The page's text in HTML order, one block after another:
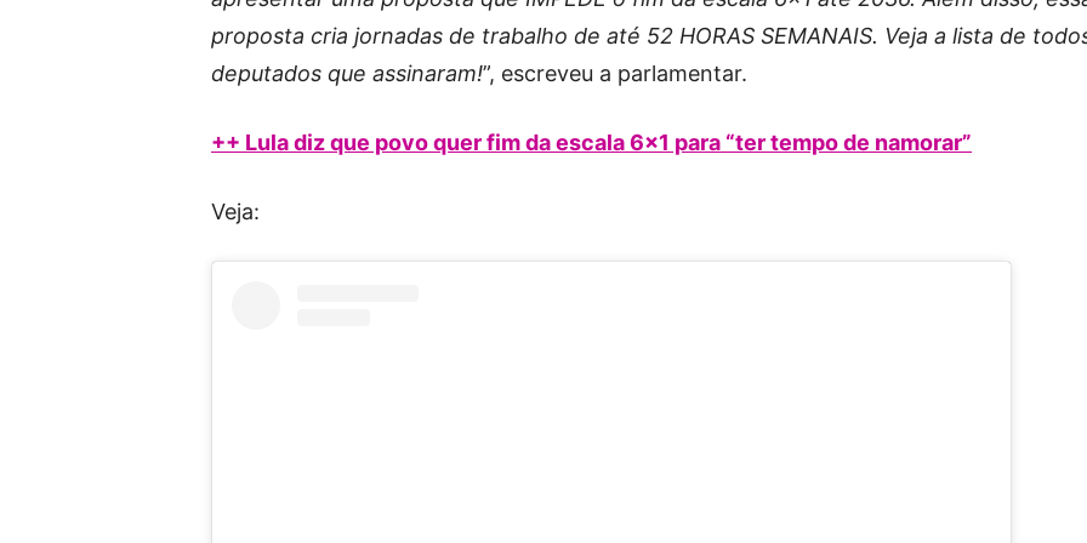
proposta cria jornadas de trabalho de até 52 HORAS SEMANAIS. Veja a lista de
deputados que assinaram!”, escreveu a parlamentar.
++ Lula diz que povo quer fim da escala 6×1 para “ter tempo de namorar”
Veja: